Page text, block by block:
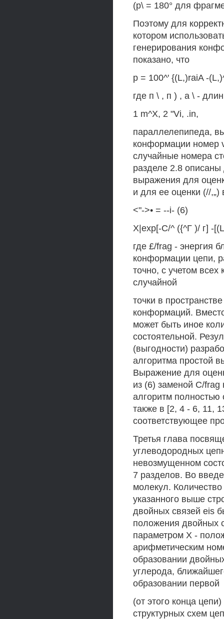
(р\ = 180° для
Поэтому для
котором
генерирования
показано, что
р = 100^' {(L,)raiA -
где п \ , п ) , а \ -
1 m^X, 2 "Vi, .in,
параллелепипеда,
конформации номер
случайные номера
разделе 2.8 описаны
выражения для
и для ее оценки (//
<"->• = --i- (6)
X|ехр[-С/^ ({^Г )/ г] -
где £/frag - энергия
конформации цепи,
точно, с учетом всех
случайной
точки в
конформаций.
может быть иное
состоятельной.
(выгодности)
алгоритма простой
Выражение для
из (6) заменой C/
алгоритм полностью
также в [2, 4 - 6, 11,
соответствующее
Третья глава
углеводородных
невозмущенном
7 разделов. Во
молекул.
указанного выше
двойных связей eis
положения двойных
параметром X -
арифметическим
образовании
углерода,
образовании первой
(от этого конца
структурных схем